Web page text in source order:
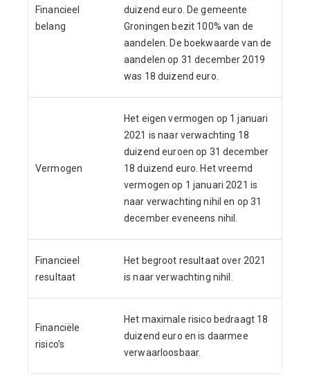
Financieel
belang
duizend euro. De gemeente
Groningen bezit 100% van de
aandelen. De boekwaarde van de
aandelen op 31 december 2019
was 18 duizend euro.
Vermogen
Het eigen vermogen op 1 januari
2021 is naar verwachting 18
duizend euroen op 31 december
18 duizend euro. Het vreemd
vermogen op 1 januari 2021 is
naar verwachting nihil en op 31
december eveneens nihil.
Financieel
resultaat
Het begroot resultaat over 2021
is naar verwachting nihil.
Financiële
risico’s
Het maximale risico bedraagt 18
duizend euro en is daarmee
verwaarloosbaar.